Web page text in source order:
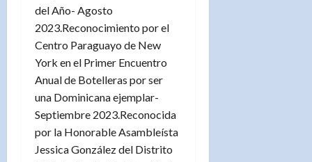
del Año- Agosto
2023.Reconocimiento por el
Centro Paraguayo de New
York en el Primer Encuentro
Anual de Botelleras por ser
una Dominicana ejemplar-
Septiembre 2023.Reconocida
por la Honorable Asambleísta
Jessica González del Distrito